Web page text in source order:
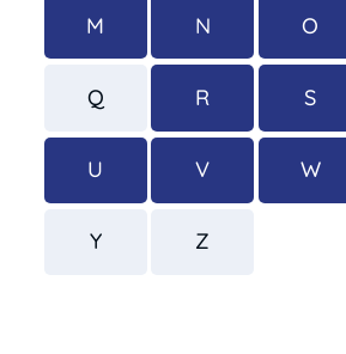
M N O
Q R S
U V W
Y Z